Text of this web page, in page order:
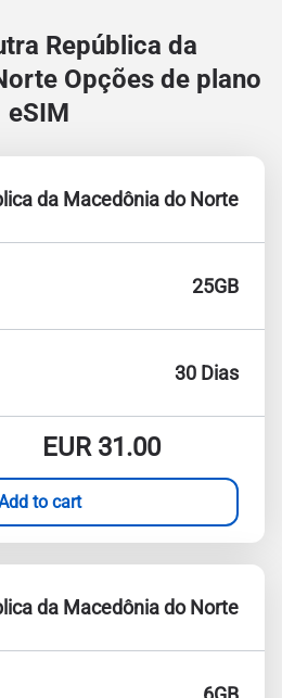
República da
Opções de plano
eSIM
da Macedônia do Norte
25GB
30 Dias
EUR31.00
to cart
da Macedônia do Norte